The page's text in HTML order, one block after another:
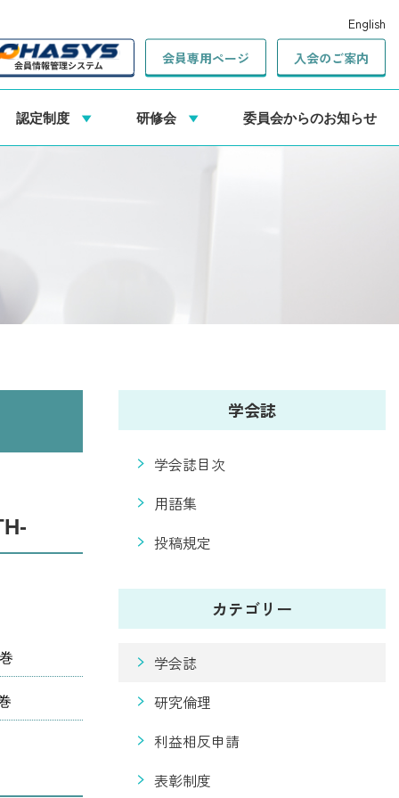
English
会員専用ページ
入会のご案内
認定制度 研修会 委員会からのお知らせ
学会誌
学会誌目次
用語集
投稿規定
カテゴリー
学会誌
研究倫理
利益相反申請
表彰制度